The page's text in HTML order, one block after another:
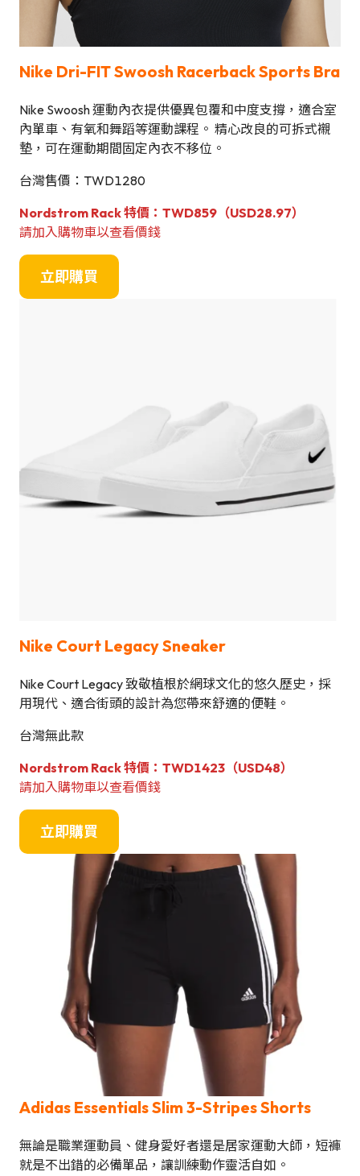
Nike Dri-FIT Swoosh Racerback Sports Bra
Nike Swoosh 運動內衣提供優異包覆和中度支撐，適合室
內單車、有氧和舞蹈等運動課程。 精心改良的可拆式襯
墊，可在運動期間固定內衣不移位。
台灣售價：TWD1280
Nordstrom Rack 特價：TWD859（USD28.97）
請加入購物車以查看價錢
立即購買
Nike Court Legacy Sneaker
Nike Court Legacy 致敬植根於網球文化的悠久歷史，採
用現代、適合街頭的設計為您帶來舒適的便鞋。
台灣無此款
Nordstrom Rack 特價：TWD1423（USD48）
請加入購物車以查看價錢
立即購買
Adidas Essentials Slim 3-Stripes Shorts
無論是職業運動員、健身愛好者還是居家運動大師，短褲
就是不出錯的必備單品，讓訓練動作靈活自如。